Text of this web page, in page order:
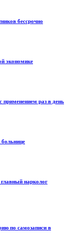
бессрочно
экономике
применением раз в день
больнице
главный нарколог
по самозаписи в